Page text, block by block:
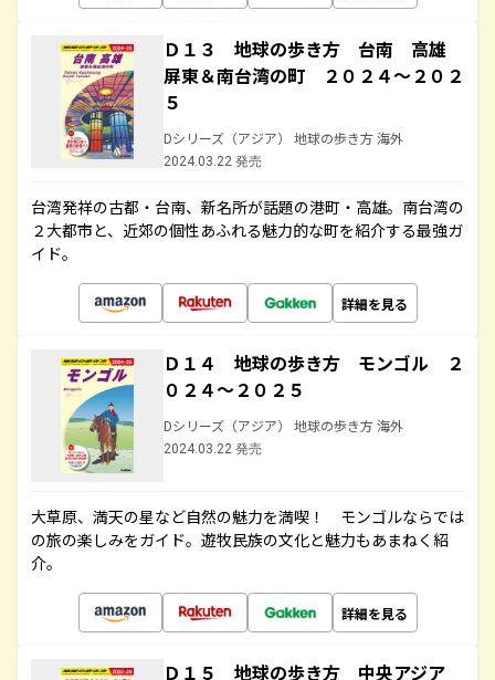
Ｄ１３ 地球の歩き方 台南 高雄
屏東＆南台湾の町 ２０２４～２０２
５
Dシリーズ（アジア） 地球の歩き方 海外
2024.03.22 発売
台湾発祥の古都・台南、新名所が話題の港町・高雄。南台湾の
２大都市と、近郊の個性あふれる魅力的な町を紹介する最強ガ
イド。
詳細を見る
Ｄ１４ 地球の歩き方 モンゴル ２
０２４～２０２５
Dシリーズ（アジア） 地球の歩き方 海外
2024.03.22 発売
大草原、満天の星など自然の魅力を満喫！ モンゴルならでは
の旅の楽しみをガイド。遊牧民族の文化と魅力もあまねく紹
介。
詳細を見る
Ｄ１５ 地球の歩き方 中央アジア